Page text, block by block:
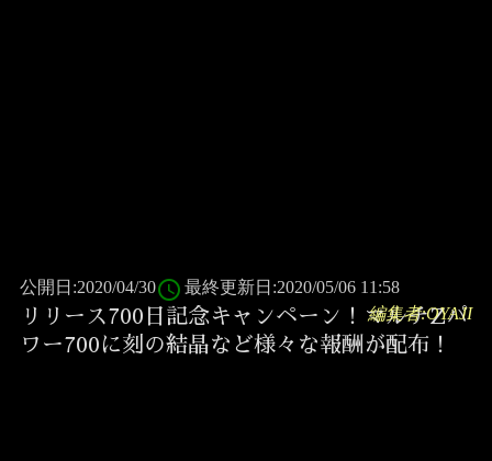
公開日:2020/04/30access_time 最終更新日:2020/05/06 11:58
リリース700日記念キャンペーン！マルチZパ
ワー700に刻の結晶など様々な報酬が配布！
編集者:OYAJI